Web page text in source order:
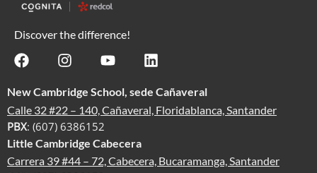
Discover the difference!
New Cambridge School, sede Cañaveral
Calle 32 #22 – 140, Cañaveral, Floridablanca, Santander
PBX: (607) 6386152
Little Cambridge Cabecera
Carrera 39 #44 – 72, Cabecera, Bucaramanga, Santander